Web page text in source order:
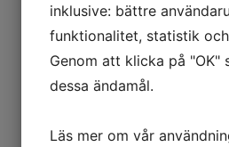
HNT är stolt sponsor av
Hembygdsparken i Ängelholm
Trevlig måndag alla
inklusive: bättre
funktionalitet, statistik
Genom att klicka på "OK"
dessa ändamål.
Läs mer om vår